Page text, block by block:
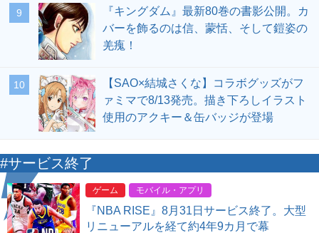
9
『キングダム』最新80巻の書影公開。カ
バーを飾るのは信、蒙恬、そして鎧姿の
羌瘣！
10
【SAO×結城さくな】コラボグッズがフ
ァミマで8/13発売。描き下ろしイラスト
使用のアクキー＆缶バッジが登場
#サービス終了
ゲーム モバイル・アプリ
『NBA RISE』8月31日サービス終了。大型
リニューアルを経て約4年9カ月で幕